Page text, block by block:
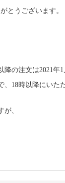
とうございます。
降の注文は2021年
18時以降にいた
、